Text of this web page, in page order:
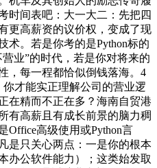
时间表吧：大一大二：先把四
更高薪资的议价权，变成了现
术。若是你考的是Python标的
业”的时代，若是你对将来的
，每一程都恰似倒钱落海。4
才能实正理解公司的营业逻
在精而不正在多？海南自贸港
有高薪且有成长前景的脑力稠
Office高级使用或Python言
是只关心两点：一是你的根本
办公软件能力）；这类始发取